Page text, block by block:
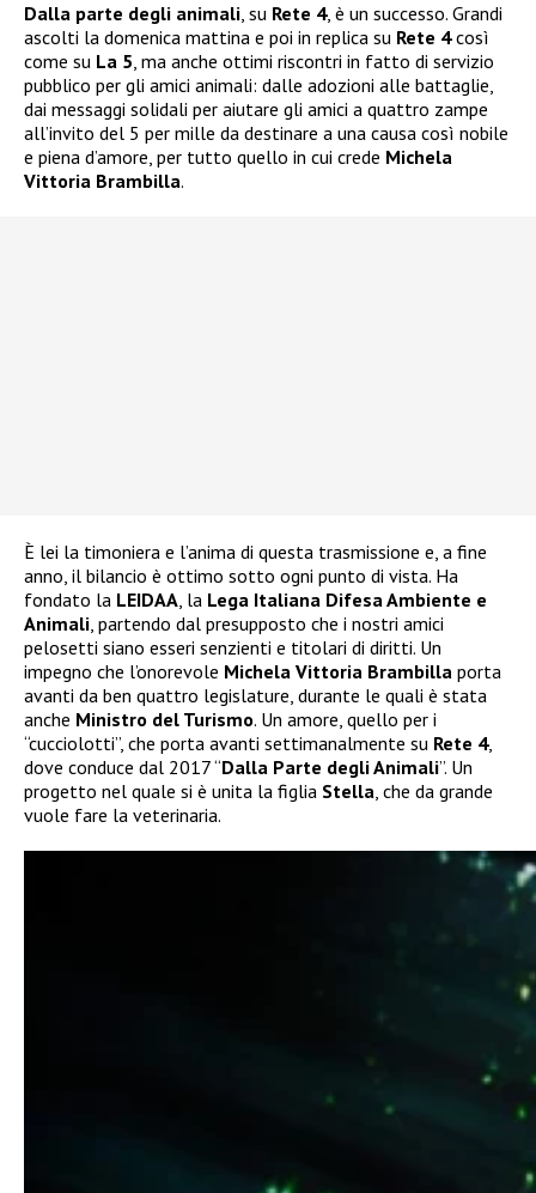
Dalla parte degli animali, su Rete 4, è un successo. Grandi
ascolti la domenica mattina e poi in replica su Rete 4così
come su La 5, ma anche ottimi riscontri in fatto di servizio
pubblico per gli amici animali: dalle adozioni alle battaglie,
dai messaggi solidali per aiutare gli amici a quattro zampe
all’invito del 5 per mille da destinare a una causa così nobile
e piena d’amore, per tutto quello in cui crede Michela
Vittoria Brambilla.
È lei la timoniera e l’anima di questa trasmissione e, a fine
anno, il bilancio è ottimo sotto ogni punto di vista. Ha
fondato la LEIDAA, la Lega Italiana Difesa Ambiente e
Animali, partendo dal presupposto che i nostri amici
pelosetti siano esseri senzienti e titolari di diritti. Un
impegno che l’onorevole Michela Vittoria Brambilla porta
avanti da ben quattro legislature, durante le quali è stata
anche Ministro del Turismo. Un amore, quello per i
“cucciolotti”, che porta avanti settimanalmente su Rete 4,
dove conduce dal 2017 “Dalla Parte degli Animali”. Un
progetto nel quale si è unita la figlia Stella, che da grande
vuole fare la veterinaria.